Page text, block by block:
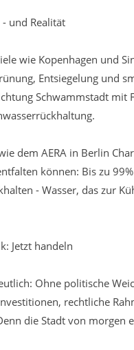
und Realität
wie Kopenhagen und
Entsiegelung und
Schwammstadt
dem AERA in Berlin
können: Bis zu
- Wasser, das zur
Jetzt handeln
Ohne politische
rechtliche
die Stadt von morgen